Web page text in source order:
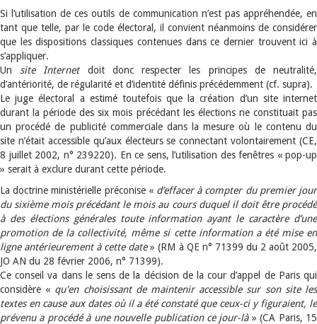
Si l’utilisation de ces outils de communication n’est pas appréhendée, en
tant que telle, par le code électoral, il convient néanmoins de considérer
que les dispositions classiques contenues dans ce dernier trouvent ici à
s’appliquer.
Un site Internetdoit donc respecter les principes de neutralité,
d’antériorité, de régularité et d’identité définis précédemment (cf. supra).
Le juge électoral a estimé toutefois que la création d’un site internet
durant la période des six mois précédant les élections ne constituait pas
un procédé de publicité commerciale dans la mesure où le contenu du
site n’était accessible qu’aux électeurs se connectant volontairement (CE,
8 juillet 2002, n° 239220). En ce sens, l’utilisation des fenêtres « pop-up
» serait à exclure durant cette période.
La doctrine ministérielle préconise « d’effacer à compter du premier jour
du sixième mois précédant le mois au cours duquel il doit être procédé
à des élections générales toute information ayant le caractère d’une
promotion de la collectivité, même si cette information a été mise en
ligne antérieurement à cette date» (RM à QE n° 71399 du 2 août 2005,
JO AN du 28 février 2006, n° 71399).
Ce conseil va dans le sens de la décision de la cour d’appel de Paris qui
considère « qu'en choisissant de maintenir accessible sur son site les
textes en cause aux dates où il a été constaté que ceux-ci y figuraient, le
prévenu a procédé à une nouvelle publication ce jour-là » (CA Paris, 15